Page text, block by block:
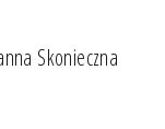
Skonieczna